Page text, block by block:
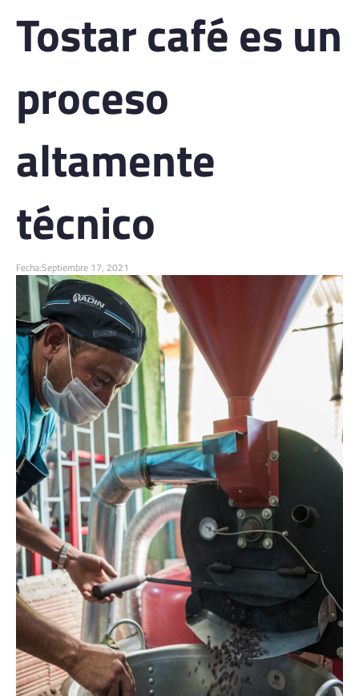
Tostar café es un
proceso
altamente
técnico
Fecha:Septiembre 17, 2021